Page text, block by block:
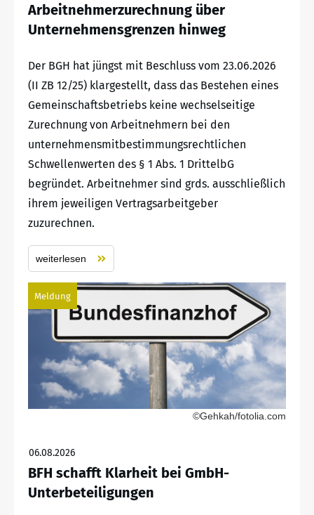
Arbeitnehmerzurechnung über
Unternehmensgrenzen hinweg
Der BGH hat jüngst mit Beschluss vom 23.06.2026
(II ZB 12/25) klargestellt, dass das Bestehen eines
Gemeinschaftsbetriebs keine wechselseitige
Zurechnung von Arbeitnehmern bei den
unternehmensmitbestimmungsrechtlichen
Schwellenwerten des § 1 Abs. 1 DrittelbG
begründet. Arbeitnehmer sind grds. ausschließlich
ihrem jeweiligen Vertragsarbeitgeber
zuzurechnen.
weiterlesen
Meldung
©Gehkah/fotolia.com
06.08.2026
BFH schafft Klarheit bei GmbH-
Unterbeteiligungen